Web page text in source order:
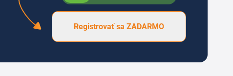
Registrovať sa ZADARMO